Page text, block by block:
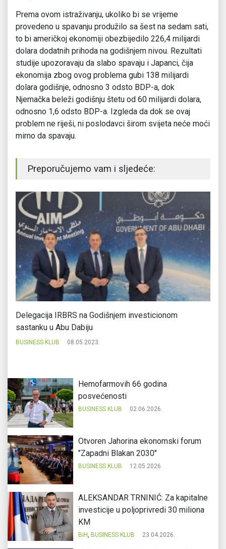
Prema ovom istraživanju, ukoliko bi se vrijeme
provedeno u spavanju produžilo sa šest na sedam sati,
to bi američkoj ekonomiji obezbijedilo 226,4 milijardi
dolara dodatnih prihoda na godišnjem nivou. Rezultati
studije upozoravaju da slabo spavaju i Japanci, čija
ekonomija zbog ovog problema gubi 138 milijardi
dolara godišnje, odnosno 3 odsto BDP-a, dok
Njemačka beleži godišnju štetu od 60 milijardi dolara,
odnosno 1,6 odsto BDP-a. Izgleda da dok se ovaj
problem ne riješi, ni poslodavci širom svijeta neće moći
mirno da spavaju.
Preporučujemo vam i sljedeće:
Delegacija IRBRS na Godišnjem investicionom
sastanku u Abu Dabiju
BUSINESS KLUB 08.05.2023.
Hemofarmovih 66 godina
posvećenosti
BUSINESS KLUB 02.06.2026.
Otvoren Jahorina ekonomski forum
"Zapadni Blakan 2030"
BUSINESS KLUB 12.05.2026.
ALEKSANDAR TRNINIĆ: Za kapitalne
investicije u poljoprivredi 30 miliona
KM
BiH, BUSINESS KLUB 23.04.2026.